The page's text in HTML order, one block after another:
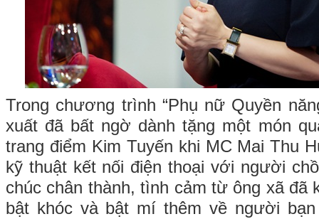
Trong chương trình “Phụ nữ Quyền
xuất đã bất ngờ dành tặng một món
trang điểm Kim Tuyến khi MC Mai Thu
kỹ thuật kết nối điện thoại với người
chúc chân thành, tình cảm từ ông xã đã
bật khóc và bật mí thêm về người